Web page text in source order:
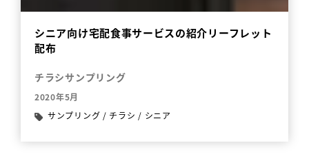
シニア向け宅配食事サービスの紹介リーフレット
配布
チラシサンプリング
2020年5月
サンプリング / チラシ / シニア